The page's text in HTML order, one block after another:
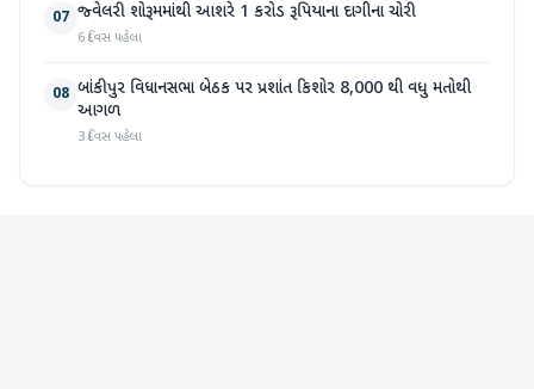
07 જ્વેલરી શોરૂમમાંથી આશરે 1 કરોડ રૂપિયાના દાગીના ચોરી
6 દિવસ પહેલા
08 બાંકીપુર વિધાનસભા બેઠક પર પ્રશાંત કિશોર 8,000 થી વધુ મતોથી
આગળ
3 દિવસ પહેલા